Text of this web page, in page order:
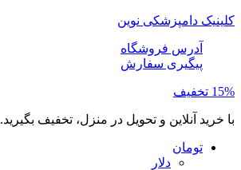
کلینیک دامپزشکی نوین
آدرس فروشگاه
پیگیری سفارش
15% تخفیف
با خرید آنلاین و تحویل در منزل، تخفیف بگیرید.
تومان
دلار